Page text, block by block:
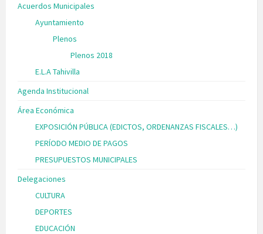
Acuerdos Municipales
Ayuntamiento
Plenos
Plenos 2018
E.L.A Tahivilla
Agenda Institucional
Área Económica
EXPOSICIÓN PÚBLICA (EDICTOS, ORDENANZAS FISCALES…)
PERÍODO MEDIO DE PAGOS
PRESUPUESTOS MUNICIPALES
Delegaciones
CULTURA
DEPORTES
EDUCACIÓN